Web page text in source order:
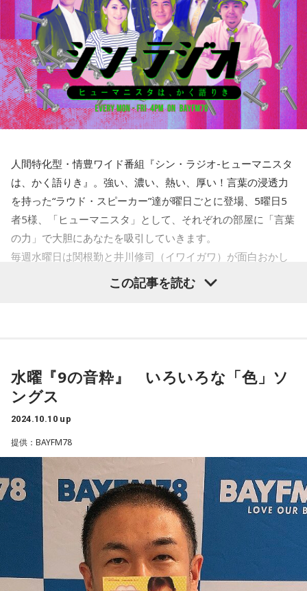
最新の放送を聴く
人間特化型・情豊ワイド番組『シン・ラジオ-ヒューマニスタ
は、かく語りき』。強い、濃い、熱い、厚い！言葉の浸透力
を持った“ラウド・スピーカー”達が曜日ごとに登場、5曜日5
者5様、「ヒューマニスタ」として、それぞれの部屋に「言葉
の力」で大胆にあなたを吸引していきます。
毎週水曜日は関根勤と井川修司（イワイガワ）が面白おかし
く、ほっこりとお届け中！合言葉は「TOO HOT!」
みんな大好き「ほっこりメール祭り」で心から暖かくしてく
＜10月16日（水）の放送＞
ん。
明石家さんまさんのほかに、桑田佳祐さん、郷ひろみさんな
どのモノマネも。
そんなほいさんに番組では超勝手に「ほいけんたさんのモノ
マネレパートリーを増やしてあげよう企画」を開催。
我こそはという方は水曜シンラジオで何のモノマネを教える
ことができるか？連絡先などを明記の上メールを送ってくだ
この記事を読む
水曜『9の音粋』 いろいろな「色」ソ
ングス
2024.10.10 up
提供：BAYFM78